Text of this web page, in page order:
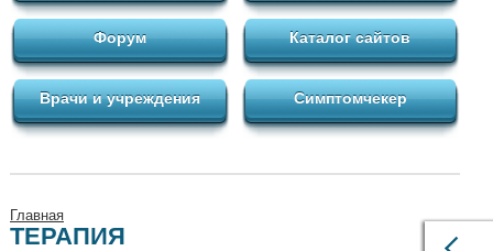
Форум Каталог сайтов
Врачи и учреждения Симптомчекер
Главная
ТЕРАПИЯ